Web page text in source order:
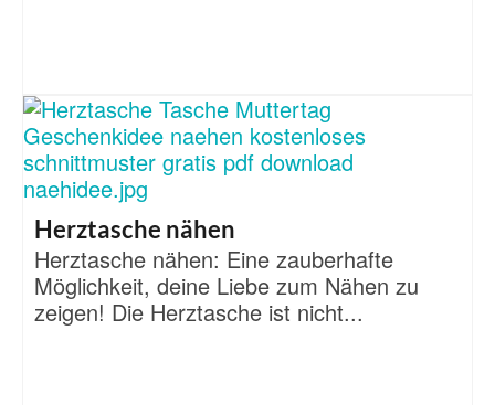
Herztasche nähen
Herztasche nähen: Eine zauberhafte
Möglichkeit, deine Liebe zum Nähen zu
zeigen! Die Herztasche ist nicht...